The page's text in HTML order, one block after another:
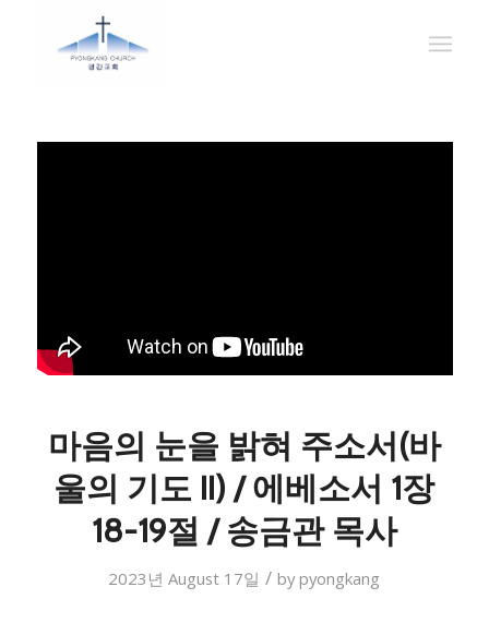
마음의 눈을 밝혀 주소서(바
울의 기도 II) / 에베소서 1장
18-19절 / 송금관 목사
2023년 August 17일 / bypyongkang